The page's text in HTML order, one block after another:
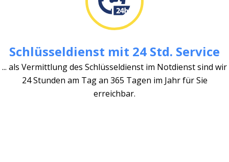
Schlüsseldienst mit 24 Std. Service
... als Vermittlung des Schlüsseldienst im Notdienst sind wir
24 Stunden am Tag an 365 Tagen im Jahr für Sie
erreichbar.